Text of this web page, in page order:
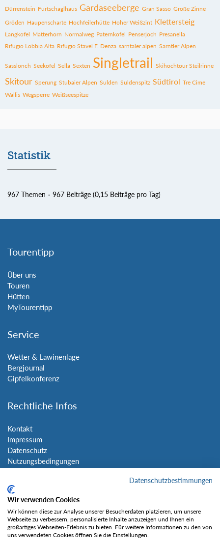
Dürrenstein Furtschaglhaus Gardaseeberge Gran Sasso Große Zinne
Gröden Haupenscharte Hochfeilerhütte Hoher Weißzint Klettersteig
Langkofel Matterhorn Normalweg Paternkofel Penserjoch Presanella
Rifugio Lobbia Alta Rifugio Stavel F. Denza sarntaler alpen Sarntler Alpen
Sasslonch Seekofel Sella Sexten Singletrail Skihochtour Steilrinne
Skitour Sperung Stubaier Alpen Sulden Suldenspitz Südtirol Tre Cime
Wallis Wegsperre Weißseespitze
Statistik
967 Themen 967 Beiträge (0,15 Beiträge pro Tag)
Tourentipp
Über uns
Touren
Hütten
MyTourentipp
Service
Wetter & Lawinenlage
Bergjournal
Gipfelkonferenz
Rechtliche Infos
Kontakt
Impressum
Datenschutz
Nutzungsbedingungen
Social Media
Datenschutzbestimmungen
Wir verwenden Cookies
Wir können diese zur Analyse unserer Besucherdaten platzieren, um unsere
Webseite zu verbessern, personalisierte Inhalte anzuzeigen und Ihnen ein
großartiges Webseiten-Erlebnis zu bieten. Für weitere Informationen zu den von
uns verwendeten Cookies öffnen Sie die Einstellungen.